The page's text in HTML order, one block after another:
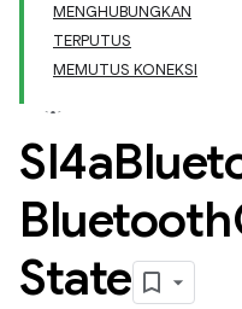
MENGHUBUNGKAN
TERPUTUS
MEMUTUS KONEKSI
Sl4a
Bluetooth
State